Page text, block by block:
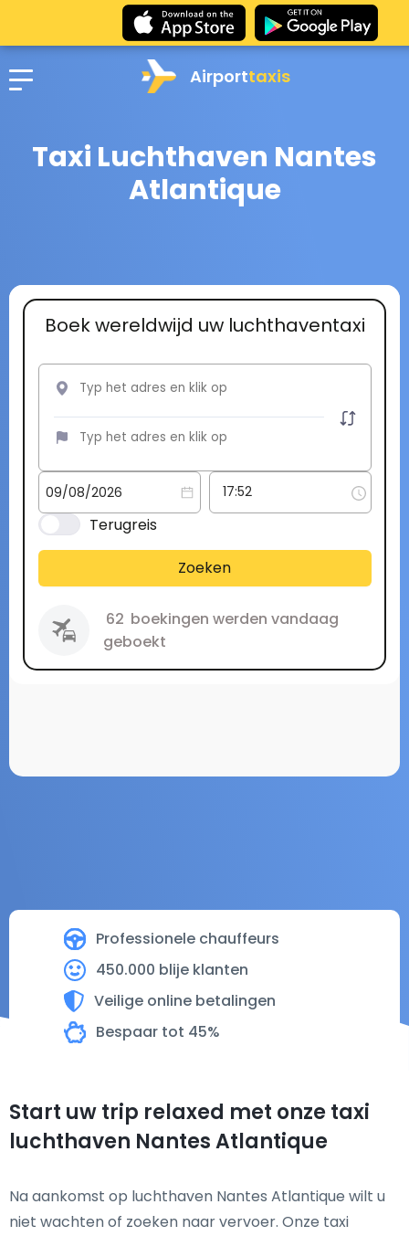
Airporttaxis
Taxi Luchthaven Nantes
Atlantique
Professionele chauffeurs
450.000 blije klanten
Veilige online betalingen
Bespaar tot 45%
Boek wereldwijd uw luchthaventaxi
Terugreis
Zoeken
62 boekingen werden vandaag
geboekt
Start uw trip relaxed met onze taxi
luchthaven Nantes Atlantique
Na aankomst op luchthaven Nantes Atlantique wilt u
niet wachten of zoeken naar vervoer. Onze taxi